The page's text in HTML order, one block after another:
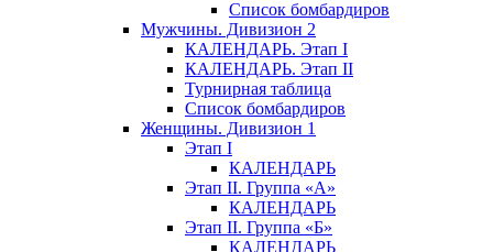
Список бомбардиров
Мужчины. Дивизион 2
КАЛЕНДАРЬ. Этап I
КАЛЕНДАРЬ. Этап II
Турнирная таблица
Список бомбардиров
Женщины. Дивизион 1
Этап I
КАЛЕНДАРЬ
Этап II. Группа «А»
КАЛЕНДАРЬ
Этап II. Группа «Б»
КАЛЕНДАРЬ